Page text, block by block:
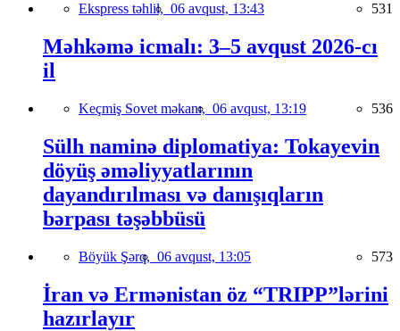
Ekspress təhlil, 06 avqust, 13:43 531
Məhkəmə icmalı: 3–5 avqust 2026-cı
il
Keçmiş Sovet məkanı, 06 avqust, 13:19 536
Sülh naminə diplomatiya: Tokayevin
döyüş əməliyyatlarının
dayandırılması və danışıqların
bərpası təşəbbüsü
Böyük Şərq, 06 avqust, 13:05 573
İran və Ermənistan öz “TRIPP”lərini
hazırlayır